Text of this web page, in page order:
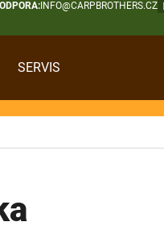
INFO@CARPBROTHERS.CZ
SERVIS